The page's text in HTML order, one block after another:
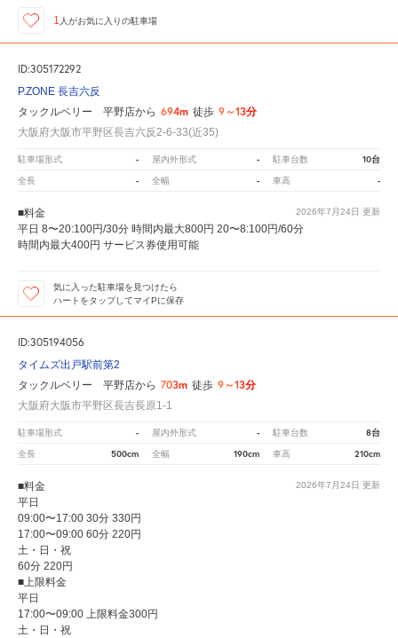
1 人がお気に入りの駐車場
ID:305172292
P.ZONE 長吉六反
タックルベリー 平野店から 694m 徒歩 9～13分
大阪府大阪市平野区長吉六反2-6-33(近35)
駐車場形式 - 屋内外形式 - 駐車台数 10台
全長 - 全幅 - 車高 -
2026年7月24日 更新
■料金
平日 8〜20:100円/30分 時間内最大800円 20〜8:100円/60分
時間内最大400円 サービス券使用可能
気に入った駐車場を見つけたら
ハートをタップしてマイPに保存
ID:305194056
タイムズ出戸駅前第2
タックルベリー 平野店から 703m 徒歩 9～13分
大阪府大阪市平野区長吉長原1-1
駐車場形式 - 屋内外形式 - 駐車台数 8台
全長 500cm 全幅 190cm 車高 210cm
2026年7月24日 更新
■料金
平日
09:00〜17:00 30分 330円
17:00〜09:00 60分 220円
土・日・祝
60分 220円
■上限料金
平日
17:00〜09:00 上限料金300円
土・日・祝